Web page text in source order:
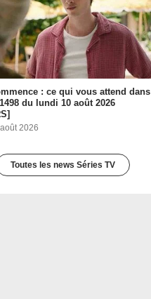
: ce qui vous attend dans
du lundi 10 août 2026
2026
Toutes les news Séries TV